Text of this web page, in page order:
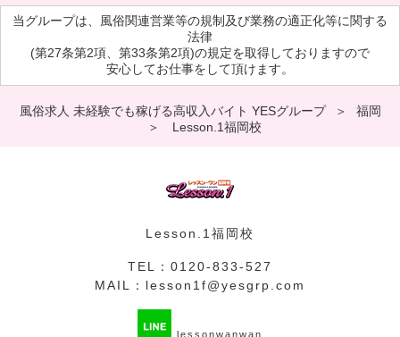
当グループは、風俗関連営業等の規制及び業務の適正化等に関する
法律
(第27条第2項、第33条第2項)の規定を取得しておりますので
安心してお仕事をして頂けます。
風俗求人 未経験でも稼げる高収入バイト YESグループ
福岡
Lesson.1福岡校
Lesson.1福岡校
TEL： 0120-833-527
MAIL： lesson1f@yesgrp.com
lessonwanwan